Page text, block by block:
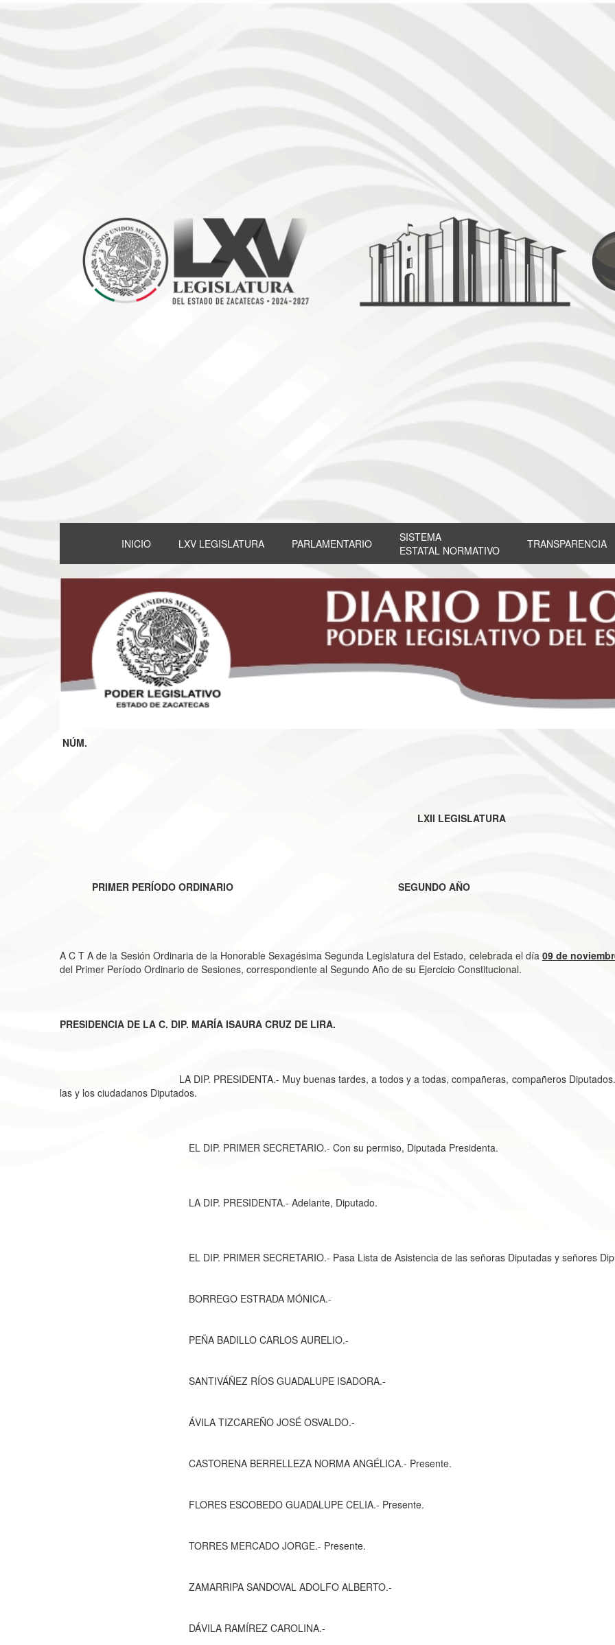
INICIO LXV LEGISLATURA PARLAMENTARIO
SISTEMA
ESTATAL NORMATIVO
TRANSPARENCIA
NÚM.
LXII LEGISLATURA
PRIMER PERÍODO ORDINARIO SEGUNDO AÑO
A C T A de la Sesión Ordinaria de la Honorable Sexagésima Segunda Legislatura del Estado, celebrada el día 09 de
del Primer Período Ordinario de Sesiones, correspondiente al Segundo Año de su Ejercicio Constitucional.
PRESIDENCIA DE LA C. DIP. MARÍA ISAURA CRUZ DE LIRA.
LA DIP. PRESIDENTA.- Muy buenas tardes, a todos y a todas, compañeras, compañeros Diputados.
las y los ciudadanos Diputados.
EL DIP. PRIMER SECRETARIO.- Con su permiso, Diputada Presidenta.
LA DIP. PRESIDENTA.- Adelante, Diputado.
EL DIP. PRIMER SECRETARIO.- Pasa Lista de Asistencia de las señoras Diputadas y señores
BORREGO ESTRADA MÓNICA.-
PEÑA BADILLO CARLOS AURELIO.-
SANTIVÁÑEZ RÍOS GUADALUPE ISADORA.-
ÁVILA TIZCAREÑO JOSÉ OSVALDO.-
CASTORENA BERRELLEZA NORMA ANGÉLICA.- Presente.
FLORES ESCOBEDO GUADALUPE CELIA.- Presente.
TORRES MERCADO JORGE.- Presente.
ZAMARRIPA SANDOVAL ADOLFO ALBERTO.-
DÁVILA RAMÍREZ CAROLINA.-